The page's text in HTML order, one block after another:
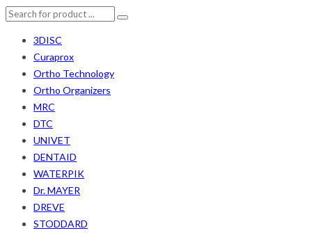
3DISC
Curaprox
Ortho Technology
Ortho Organizers
MRC
DTC
UNIVET
DENTAID
WATERPIK
Dr. MAYER
DREVE
STODDARD